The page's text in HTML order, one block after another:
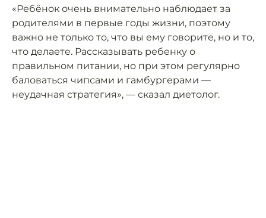
«Ребёнок очень внимательно наблюдает за
родителями в первые годы жизни, поэтому
важно не только то, что вы ему говорите, но и то,
что делаете. Рассказывать ребенку о
правильном питании, но при этом регулярно
баловаться чипсами и гамбургерами —
неудачная стратегия», — сказал диетолог.